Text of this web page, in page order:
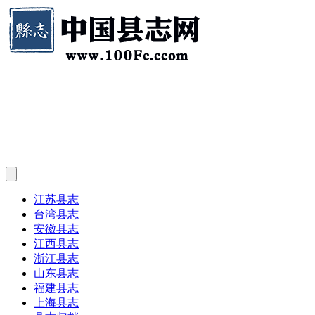
江苏县志
台湾县志
安徽县志
江西县志
浙江县志
山东县志
福建县志
上海县志